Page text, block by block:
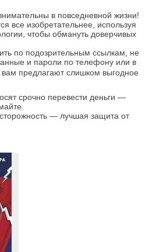
в повседневной жизни!
все изобретательнее, используя
чтобы обмануть доверчивых
по подозрительным ссылкам, не
и пароли по телефону или в
вам предлагают слишком выгодное
срочно перевести деньги —
— лучшая защита от